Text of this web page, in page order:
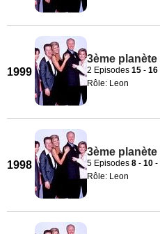
1999
3ème
2 Episodes 15 - 16
Rôle: Leon
1998
3ème
5 Episodes 8 - 10 -
Rôle: Leon